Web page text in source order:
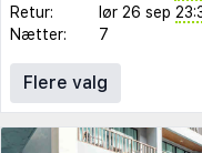
Retur:
lør 26 sep
Nætter:
7
Flere valg